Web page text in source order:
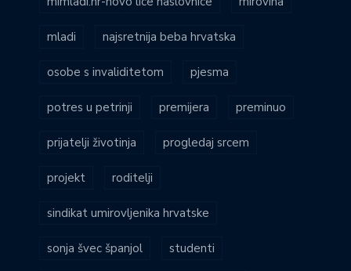
mladi najsretnija beba hrvatska
osobe s invaliditetom pjesma
potres u petrinji premijera preminuo
prijatelji životinja progledaj srcem
projekt roditelji
sindikat umirovljenika hrvatske
sonja švec španjol studenti